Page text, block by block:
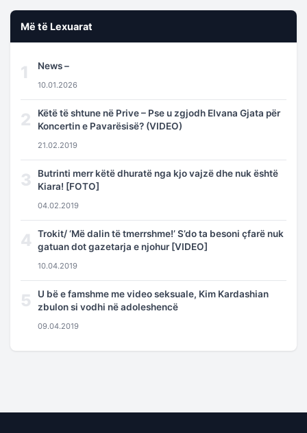
Më të Lexuarat
1 News –
10.01.2026
2
Këtë të shtune në Prive – Pse u zgjodh Elvana Gjata për
Koncertin e Pavarësisë? (VIDEO)
21.02.2019
3
Butrinti merr këtë dhuratë nga kjo vajzë dhe nuk është
Kiara! [FOTO]
04.02.2019
4
Trokit/ ‘Më dalin të tmerrshme!’ S’do ta besoni çfarë nuk
gatuan dot gazetarja e njohur [VIDEO]
10.04.2019
5
U bë e famshme me video seksuale, Kim Kardashian
zbulon si vodhi në adoleshencë
09.04.2019